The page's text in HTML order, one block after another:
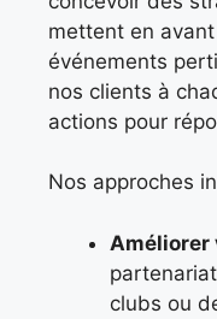
mettent en
événements
nos clients à
actions pour
Nos approches
clubs ou